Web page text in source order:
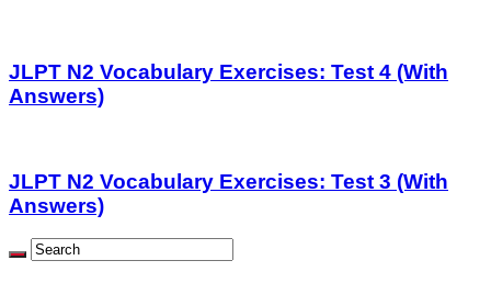
JLPT N2 Vocabulary Exercises: Test 4 (With
Answers)
JLPT N2 Vocabulary Exercises: Test 3 (With
Answers)